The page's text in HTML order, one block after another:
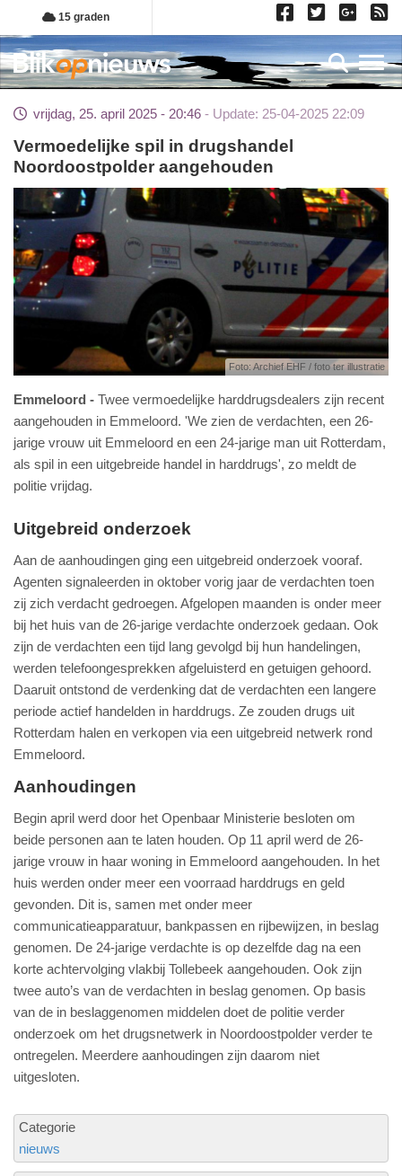
Overslaan
en
naar
de
gaan
15 graden
vrijdag, 25. april 2025 - 20:46 Update: 25-04-2025 22:09
Vermoedelijke spil in drugshandel
Noordoostpolder aangehouden
Foto: Archief EHF / foto ter illustratie
Emmeloord
Twee vermoedelijke harddrugsdealers zijn recent
aangehouden in Emmeloord. 'We zien de verdachten, een 26-
jarige vrouw uit Emmeloord en een 24-jarige man uit Rotterdam,
als spil in een uitgebreide handel in harddrugs', zo meldt de
politie vrijdag.
Uitgebreid onderzoek
Aan de aanhoudingen ging een uitgebreid onderzoek vooraf.
Agenten signaleerden in oktober vorig jaar de verdachten toen
zij zich verdacht gedroegen. Afgelopen maanden is onder meer
bij het huis van de 26-jarige verdachte onderzoek gedaan. Ook
zijn de verdachten een tijd lang gevolgd bij hun handelingen,
werden telefoongesprekken afgeluisterd en getuigen gehoord.
Daaruit ontstond de verdenking dat de verdachten een langere
periode actief handelden in harddrugs. Ze zouden drugs uit
Rotterdam halen en verkopen via een uitgebreid netwerk rond
Emmeloord.
Aanhoudingen
Begin april werd door het Openbaar Ministerie besloten om
beide personen aan te laten houden. Op 11 april werd de 26-
jarige vrouw in haar woning in Emmeloord aangehouden. In het
huis werden onder meer een voorraad harddrugs en geld
gevonden. Dit is, samen met onder meer
communicatieapparatuur, bankpassen en rijbewijzen, in beslag
genomen. De 24-jarige verdachte is op dezelfde dag na een
korte achtervolging vlakbij Tollebeek aangehouden. Ook zijn
twee auto’s van de verdachten in beslag genomen. Op basis
van de in beslaggenomen middelen doet de politie verder
onderzoek om het drugsnetwerk in Noordoostpolder verder te
ontregelen. Meerdere aanhoudingen zijn daarom niet
uitgesloten.
Categorie
nieuws